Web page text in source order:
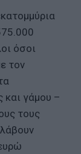
όσοι
τον
και γάμου –
τους